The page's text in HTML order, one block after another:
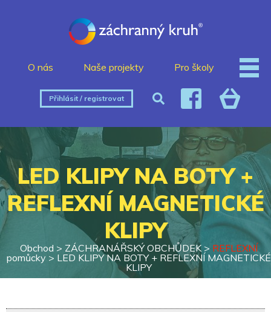
O nás Naše projekty Pro školy
Přihlásit / registrovat
LED KLIPY NA BOTY +
REFLEXNÍ MAGNETICKÉ
KLIPY
Obchod > ZÁCHRANÁŘSKÝ OBCHŮDEK> REFLEXNÍ
pomůcky > LED KLIPY NA BOTY + REFLEXNÍ MAGNETICKÉ
KLIPY